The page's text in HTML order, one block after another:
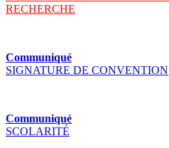
RECHERCHE
Communiqué
SIGNATURE DE CONVENTION
Communiqué
SCOLARITÉ